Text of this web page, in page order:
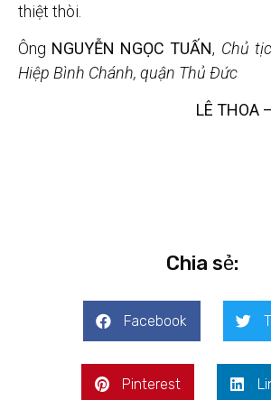
thiệt thòi.
Ông NGUYỄN NGỌC TUẤN, Chủ
Hiệp Bình Chánh, quận Thủ Đức
LÊ THOA
Chia sẻ:
Facebook
Pinterest